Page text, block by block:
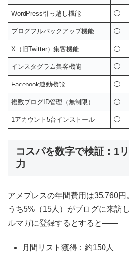
WordPress引っ越し機能 ◯
ブログフルバックアップ機能 ◯
X（旧Twitter）集客機能 ◯
インスタグラム集客機能 ◯
Facebook連動機能 ◯
複数ブログID管理（無制限） ◯
1アカウント5台インストール ◯
コスパを数字で検証：1
力
アメプレスの年間費用は35,760
うち5%（15人）がブログに来訪
ルマガに登録するとすると——
月間リスト獲得：約150人